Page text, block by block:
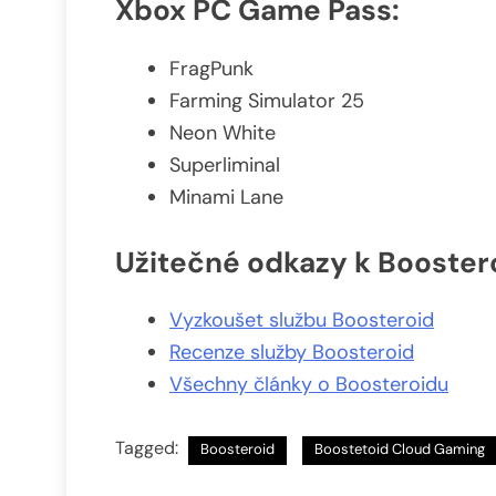
Xbox PC Game Pass:
FragPunk
Farming Simulator 25
Neon White
Superliminal
Minami Lane
Užitečné odkazy k
Vyzkoušet službu Boosteroid
Recenze služby Boosteroid
Všechny články o Boosteroidu
Tagged: Boosteroid Boostetoid Cloud Gaming